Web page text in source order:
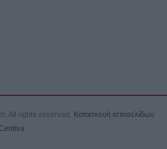
All rights reserved.
Κατασκευή ιστοσελίδων
Centiva